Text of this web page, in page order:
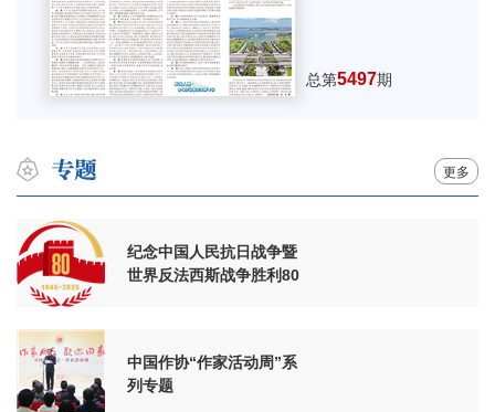
总第5497期
更多
纪念中国人民抗日战争暨
世界反法西斯战争胜利80
中国作协“作家活动周”系
列专题